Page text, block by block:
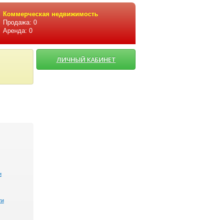
Коммерческая недвижимость
Продажа: 0
Аренда: 0
ЛИЧНЫЙ КАБИНЕТ